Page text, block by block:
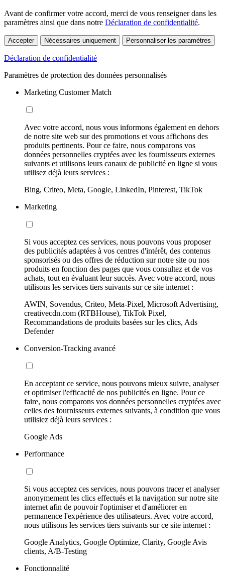
Avant de confirmer votre accord, merci de vous renseigner dans les
paramètres ainsi que dans notre Déclaration de confidentialité.
Accepter Nécessaires uniquement Personnaliser les paramètres
Déclaration de confidentialité
Paramètres de protection des données personnalisés
Marketing Customer Match
Avec votre accord, nous vous informons également en dehors
de notre site web sur des promotions et vous affichons des
produits pertinents. Pour ce faire, nous comparons vos
données personnelles cryptées avec les fournisseurs externes
suivants et utilisons leurs canaux de publicité en ligne si vous
utilisez déjà leurs services :
Bing, Criteo, Meta, Google, LinkedIn, Pinterest, TikTok
Marketing
Si vous acceptez ces services, nous pouvons vous proposer
des publicités adaptées à vos centres d'intérêt, des contenus
sponsorisés ou des offres de réduction sur notre site ou nos
produits en fonction des pages que vous consultez et de vos
achats, tout en évaluant leur succès. Avec votre accord, nous
utilisons les services tiers suivants sur ce site internet :
AWIN, Sovendus, Criteo, Meta-Pixel, Microsoft Advertising,
creativecdn.com (RTBHouse), TikTok Pixel,
Recommandations de produits basées sur les clics, Ads
Defender
Conversion-Tracking avancé
En acceptant ce service, nous pouvons mieux suivre, analyser
et optimiser l'efficacité de nos publicités en ligne. Pour ce
faire, nous comparons vos données personnelles cryptées avec
celles des fournisseurs externes suivants, à condition que vous
utilisiez déjà leurs services :
Google Ads
Performance
Si vous acceptez ces services, nous pouvons tracer et analyser
anonymement les clics effectués et la navigation sur notre site
internet afin de pouvoir l'optimiser et d'améliorer en
permanence l'expérience des utilisateurs. Avec votre accord,
nous utilisons les services tiers suivants sur ce site internet :
Google Analytics, Google Optimize, Clarity, Google Avis
clients, A/B-Testing
Fonctionnalité